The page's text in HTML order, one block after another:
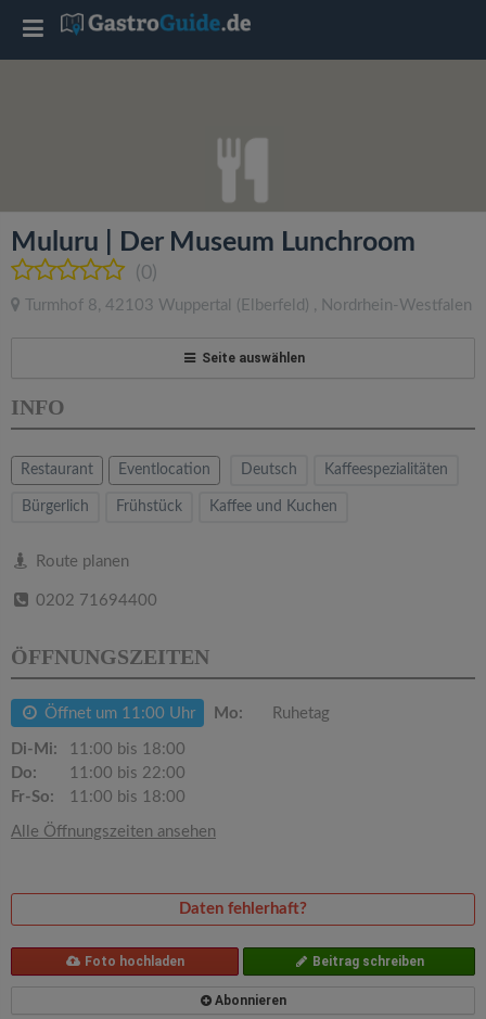
Muluru | Der Museum Lunchroom
(0)
Turmhof 8, 42103 Wuppertal (Elberfeld) , Nordrhein-Westfalen
Seite auswählen
INFO
Restaurant Eventlocation Deutsch Kaffeespezialitäten
Bürgerlich Frühstück Kaffee und Kuchen
Route planen
0202 71694400
ÖFFNUNGSZEITEN
Öffnet um 11:00 Uhr Mo: Ruhetag
Di-Mi:
11:00 bis 18:00
Do:
11:00 bis 22:00
Fr-So:
11:00 bis 18:00
Alle Öffnungszeiten ansehen
Daten fehlerhaft?
Foto hochladen Beitrag schreiben
Abonnieren
T
l
e
a
v
g
a
t
o
n